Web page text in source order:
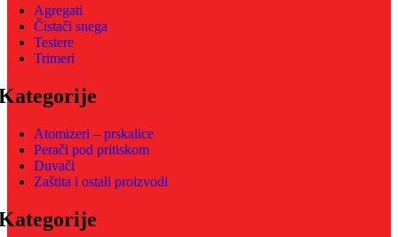
Agregati
Čistači snega
Testere
Trimeri
Atomizeri – prskalice
Perači pod pritiskom
Duvači
Zaštita i ostali proizvodi